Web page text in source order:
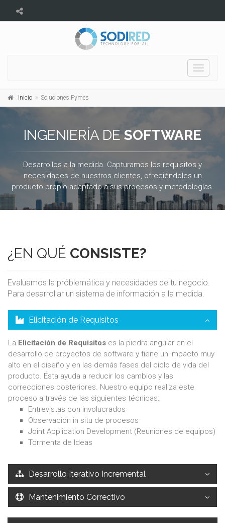
Toggle
Inicio Soluciones Pymes
INGENIERÍA DESOFTWARE
Desarrollos a la medida. Capturamos los requisitos y
necesidades de nuestros clientes, ofreciéndoles un
producto propio adaptado a sus procesos y metodologías.
¿EN QUÉ CONSISTE?
Evaluamos la próblemática y necesidades de tu negocio.
Para desarrollar un sistema de información a la medida.
Elicitación de Requisitos
La Elicitación de Requisitos es la piedra angular en el
desarrollo de proyectos de software y tiene un impacto muy
alto en el diseño y en las demás fases del ciclo de vida del
producto. Ésta ayuda a reducir los cambios y las
correcciones posteriores. Nuestro equipo realiza este
proceso a través de las siguientes técnicas:
Entrevistas con involucrados
Observación in situ de procesos
Joint Application Development (Reuniones de equipos)
Tormenta de Ideas
Desarrollo Iterativo Incremental
Mantenimiento Correctivo